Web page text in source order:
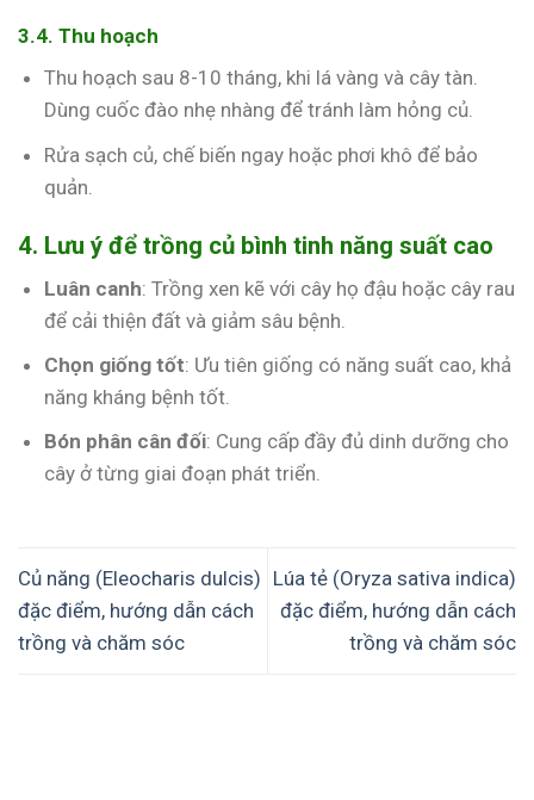
3.4. Thu hoạch
Thu hoạch sau 8-10 tháng, khi lá vàng và cây tàn.
Dùng cuốc đào nhẹ nhàng để tránh làm hỏng củ.
Rửa sạch củ, chế biến ngay hoặc phơi khô để bảo
quản.
4. Lưu ý để trồng củ bình tinh năng suất cao
Luân canh: Trồng xen kẽ với cây họ đậu hoặc cây rau
để cải thiện đất và giảm sâu bệnh.
Chọn giống tốt: Ưu tiên giống có năng suất cao, khả
năng kháng bệnh tốt.
Bón phân cân đối: Cung cấp đầy đủ dinh dưỡng cho
cây ở từng giai đoạn phát triển.
Củ năng (Eleocharis dulcis)
đặc điểm, hướng dẫn cách
trồng và chăm sóc
Lúa tẻ (Oryza sativa indica)
đặc điểm, hướng dẫn cách
trồng và chăm sóc